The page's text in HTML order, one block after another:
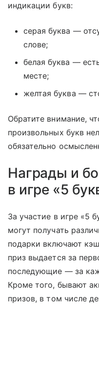
индикации букв:
серая буква —
слове;
белая буква —
месте;
желтая буква —
Обратите внимание,
произвольных букв
обязательно
Награды и
в игре «5
За участие в игре «5
могут получать
подарки включают
приз выдается за
последующие — за
Кроме того, бывают
призов, в том числе